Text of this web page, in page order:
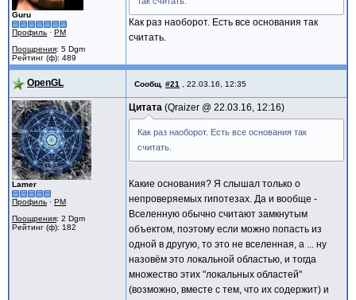
Guru
Профиль · PM
Поощрения: 5 Dgm
Рейтинг (ф): 489
Как раз наоборот. Есть все основания так
считать.
OpenGL Сообщ. #21 22.03.16, 12:35
Lamer
Профиль · PM
Поощрения: 2 Dgm
Рейтинг (ф): 182
Цитата Qraizer @ 22.03.16, 12:16
Как раз наоборот. Есть все основания так
считать.
Какие основания? Я слышал только о
непроверяемых гипотезах. Да и вообще -
Вселенную обычно считают замкнутым
объектом, поэтому если можно попасть из
одной в другую, то это не вселенная, а ... ну
назовём это локальной областью, и тогда
множество этих "локальных областей"
(возможно, вместе с тем, что их содержит) и